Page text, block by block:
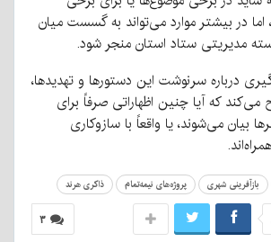
اما در بیشتر موارد می‌تواند به گسست میان
مدیریتی ستاد استان منجر شود.
درباره سرنوشت این دستورها و تهدیدها،
که آیا چنین اظهاراتی صرفاً برای
بیان می‌شوند، یا واقعاً با سازوکاری
بازآفرینی شهری پروژه‌های نیمه‌تمام ذاکری هرند
۳